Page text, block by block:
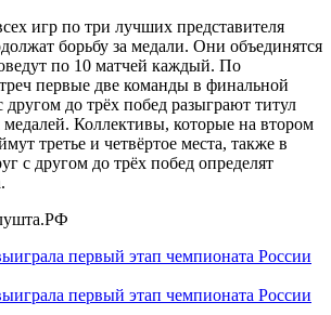
игр по три лучших представителя
борьбу за медали. Они объединятся
по 10 матчей каждый. По
первые две команды в финальной
другом до трёх побед разыграют титул
медалей. Коллективы, которые на втором
третье и четвёртое места, также в
с другом до трёх побед определят